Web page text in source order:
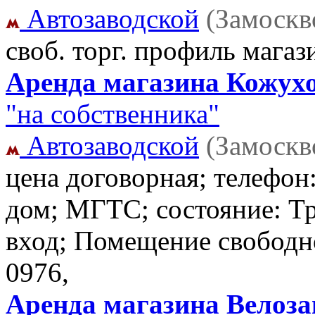
Автозаводской
своб. торг. профиль
Аренда магазина
"на собственника"
Автозаводской
цена договорная;
дом; МГТС; состояние:
вход; Помещение
0976,
Аренда магазина